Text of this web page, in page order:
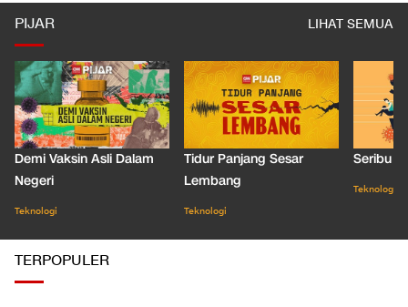
PIJAR LIHAT SEMUA
Demi Vaksin Asli Dalam
Negeri
Teknologi
Tidur Panjang Sesar
Lembang
Teknologi
Seribu
Teknologi
TERPOPULER